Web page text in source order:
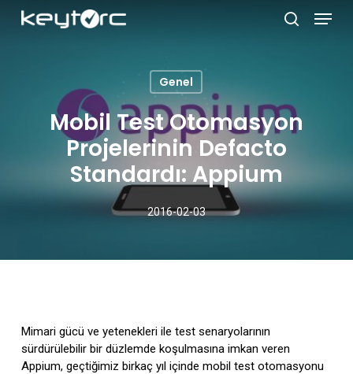
Menu
Genel
Mobil Test Otomasyon
Projelerinin Defacto
Standardı: Appium
2016-02-03
Mimari gücü ve yetenekleri ile test senaryolarının
sürdürülebilir bir düzlemde koşulmasına imkan veren
Appium, geçtiğimiz birkaç yıl içinde mobil test otomasyonu